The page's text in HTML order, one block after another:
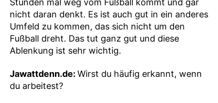
Stunden mal weg vom Fußball kommt und gar
nicht daran denkt. Es ist auch gut in ein anderes
Umfeld zu kommen, das sich nicht um den
Fußball dreht. Das tut ganz gut und diese
Ablenkung ist sehr wichtig.
Jawattdenn.de: Wirst du häufig erkannt, wenn
du arbeitest?